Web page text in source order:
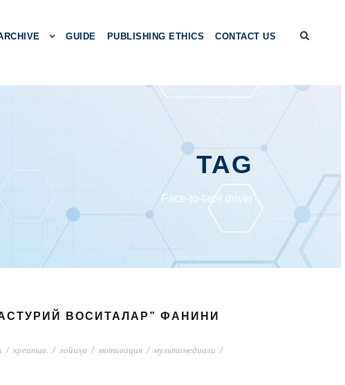
GUIDE PUBLISHING ETHICS CONTACT US
TAG
Face-to-face driver
ВОСИТАЛАР” ФАНИНИ
/ креатив. / лойиҳа / мотивация / мультимедиали /